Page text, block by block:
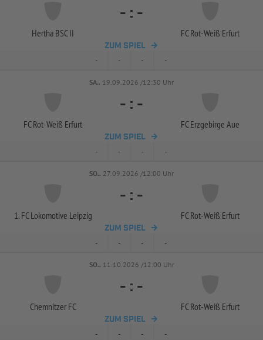
Hertha BSC II
- : -
FC Rot-Weiß Erfurt
ZUM SPIEL
- - - -
SA.. 19.09.2026 /12:30 Uhr
FC Rot-Weiß Erfurt
- : -
FC Erzgebirge Aue
ZUM SPIEL
- - - -
SO.. 27.09.2026 /12:00 Uhr
1. FC Lokomotive Leipzig
- : -
FC Rot-Weiß Erfurt
ZUM SPIEL
- - - -
SO.. 11.10.2026 /12:00 Uhr
Chemnitzer FC
- : -
FC Rot-Weiß Erfurt
ZUM SPIEL
- - - -